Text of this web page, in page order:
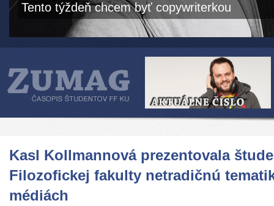
Tento týždeň chcem byť copywriterkou
Kasl Kollmannová prezentovala
Filozofickej fakulty netradičnú
médiách